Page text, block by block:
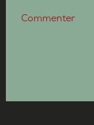
Commenter